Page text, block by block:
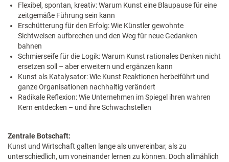
Flexibel, spontan, kreativ: Warum Kunst eine Blaupause für eine
zeitgemäße Führung sein kann
Erschütterung für den Erfolg: Wie Künstler gewohnte
Sichtweisen aufbrechen und den Weg für neue Gedanken
bahnen
Schmierseife für die Logik: Warum Kunst rationales Denken nicht
ersetzen soll – aber erweitern und ergänzen kann
Kunst als Katalysator: Wie Kunst Reaktionen herbeiführt und
ganze Organisationen nachhaltig verändert
Radikale Reflexion: Wie Unternehmen im Spiegel ihren wahren
Kern entdecken – und ihre Schwachstellen
Zentrale Botschaft:
Kunst und Wirtschaft galten lange als unvereinbar, als zu
unterschiedlich, um voneinander lernen zu können. Doch allmählich